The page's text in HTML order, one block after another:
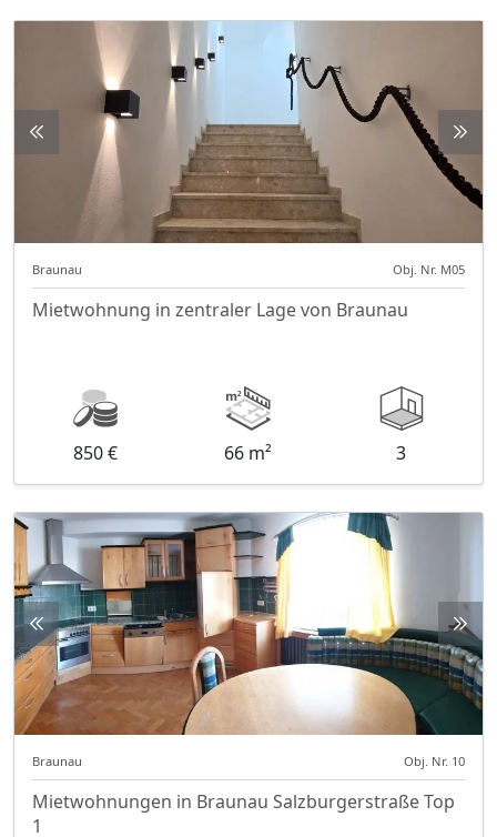
Braunau Obj. Nr. M05
Mietwohnung in zentraler Lage von Braunau
850 € 66 m² 3
Braunau Obj. Nr. 10
Mietwohnungen in Braunau Salzburgerstraße Top
1